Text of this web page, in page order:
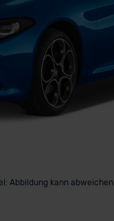
Abbildung kann abweichen